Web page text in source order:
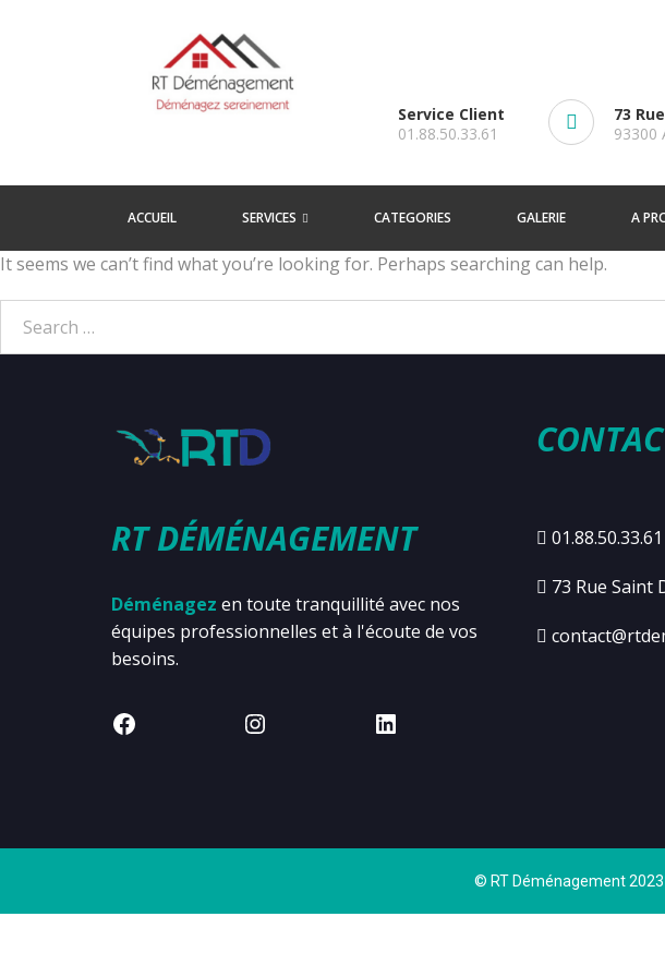
Service Client
01.88.50.33.61
73
93300
ACCUEIL SERVICES CATEGORIES GALERIE A
It seems we can’t find what you’re looking for. Perhaps searching can help.
RT DÉMÉNAGEMENT
Déménagez en toute tranquillité avec nos
équipes professionnelles et à l'écoute de vos
besoins.
01.88.50.33.61
73 Rue Saint
© RT Déménagement 2023